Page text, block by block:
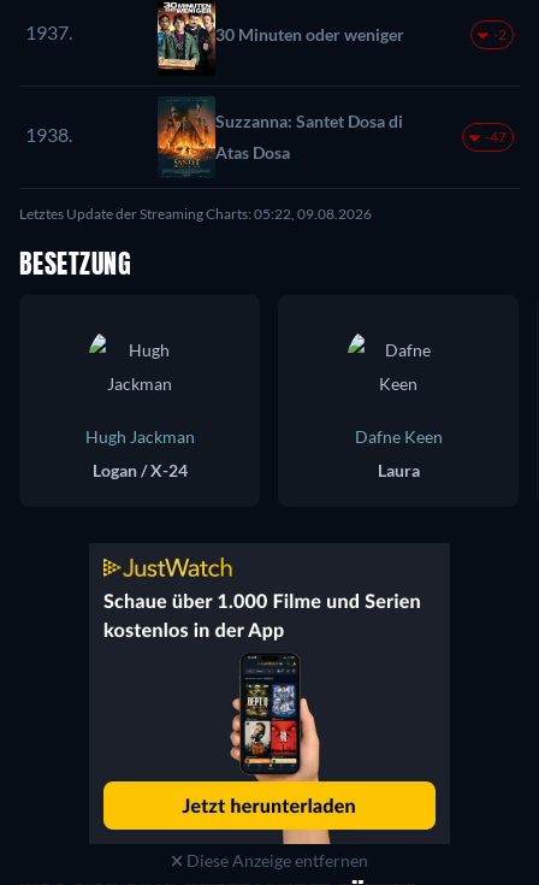
1937. 30 Minuten oder weniger -2
1938.
Suzzanna: Santet Dosa di
Atas Dosa
-47
Letztes Update der Streaming Charts: 05:22, 09.08.2026
BESETZUNG
Hugh Jackman
Logan / X-24
Dafne Keen
Laura
Diese Anzeige entfernen